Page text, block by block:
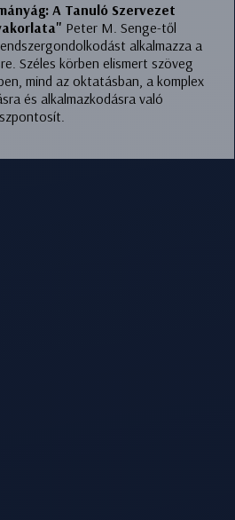
A Tanuló Szervezet
Peter M. Senge-től
alkalmazza a
Széles körben elismert szöveg
mind az oktatásban, a komplex
és alkalmazkodásra való